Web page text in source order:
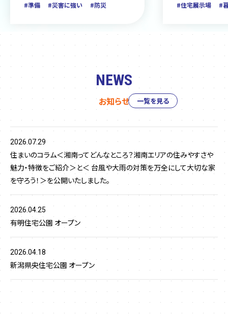
#準備
#災害に強い #防災
#住宅展示場
#
NEWS
お知らせ
2026.07.29
住まいのコラム＜湘南ってどんなところ？湘南エリアの住みやすさや
魅力・特徴をご紹介＞と＜ 台風や大雨の対策を万全にして大切な家
を守ろう！＞を公開いたしました。
2026.04.25
有明住宅公園 オープン
2026.04.18
新潟県央住宅公園 オープン
一覧を見る